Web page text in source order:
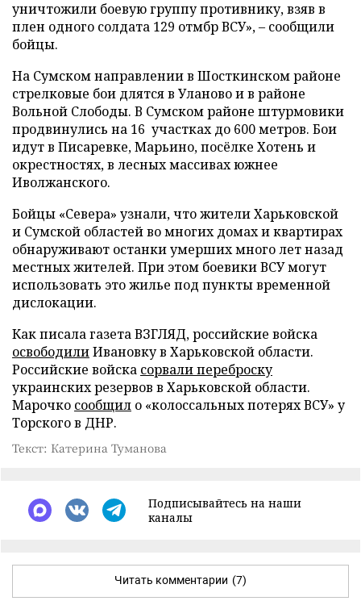
уничтожили боевую группу противнику, взяв в
плен одного солдата 129 отмбр ВСУ», – сообщили
бойцы.
На Сумском направлении в Шосткинском районе
стрелковые бои длятся в Уланово и в районе
Вольной Слободы. В Сумском районе штурмовики
продвинулись на 16 участках до 600 метров. Бои
идут в Писаревке, Марьино, посёлке Хотень и
окрестностях, в лесных массивах южнее
Иволжанского.
Бойцы «Севера» узнали, что жители Харьковской
и Сумской областей во многих домах и квартирах
обнаруживают останки умерших много лет назад
местных жителей. При этом боевики ВСУ могут
использовать это жилье под пункты временной
дислокации.
Как писала газета ВЗГЛЯД, российские войска
освободилиИвановку в Харьковской области.
Российские войска сорвали переброску
украинских резервов в Харьковской области.
Марочко сообщил о «колоссальных потерях ВСУ» у
Торского в ДНР.
Текст: Катерина Туманова
Подписывайтесь на наши
каналы
Читать комментарии (7)